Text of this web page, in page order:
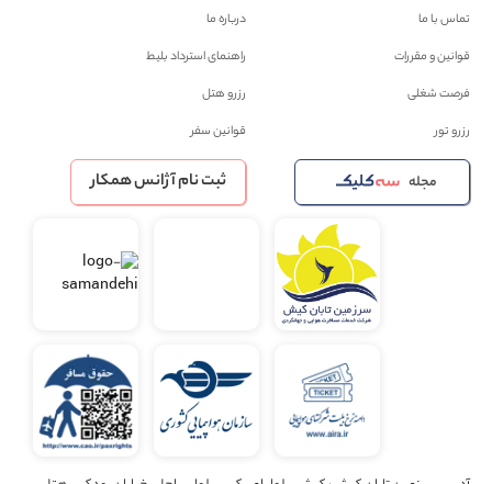
تماس با ما
درباره ما
قوانین و مقررات
راهنمای استرداد بلیط
فرصت شغلی
رزرو هتل
رزرو تور
قوانین سفر
مجله ثبت نام آژانس همکار